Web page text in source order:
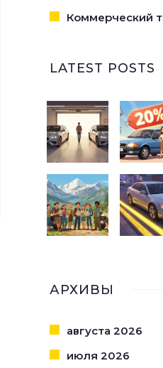
Коммерческий
LATEST POSTS
АРХИВЫ
августа 2026
июля 2026